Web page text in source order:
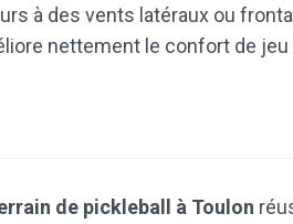
à des vents latéraux ou
nettement le confort de jeu
de pickleball à Toulon